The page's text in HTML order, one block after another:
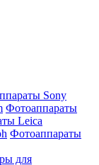
Sony
Фотоаппараты
Leica
Фотоаппараты
для